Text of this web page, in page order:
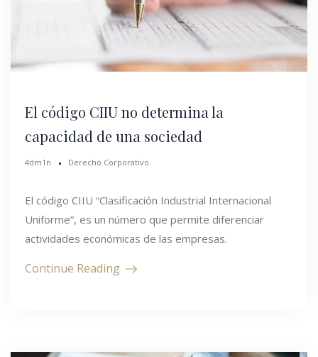
El código CIIU no determina la
capacidad de una sociedad
4dm1n Derecho Corporativo
El código CIIU “Clasificación Industrial Internacional
Uniforme”, es un número que permite diferenciar
actividades económicas de las empresas.
Continue Reading